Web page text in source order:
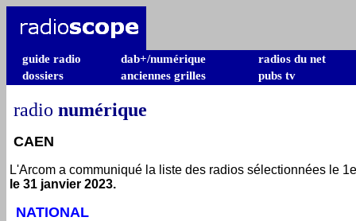
guide radio dab+/numérique
radios du net
dossiers
anciennes grilles pubs tv
radio numérique
CAEN
L'Arcom a communiqué la liste des radios sélectionnées le
le 31 janvier 2023.
NATIONAL